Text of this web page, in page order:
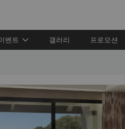
벤트 갤러리 프로모션